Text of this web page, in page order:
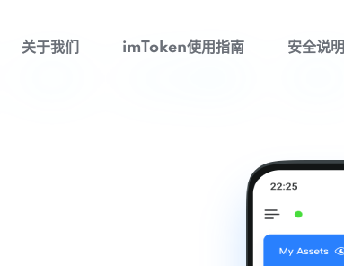
关于我们 imToken使用指南 安全说明